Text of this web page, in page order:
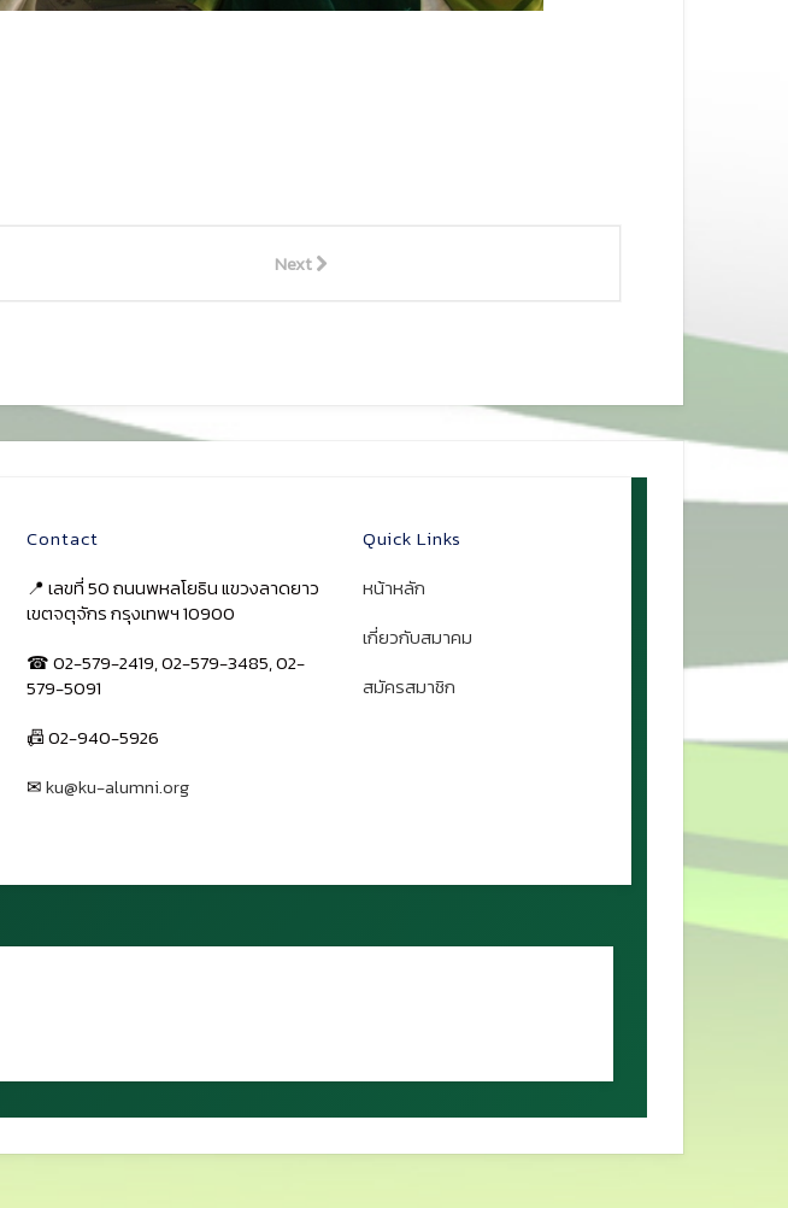
Next
Contact
📍 เลขที่ 50 ถนนพหลโยธิน แขวงลาดยาว
เขตจตุจักร กรุงเทพฯ 10900
☎ 02-579-2419, 02-579-3485, 02-
579-5091
📠 02-940-5926
✉ku@ku-alumni.org
Quick Links
หน้าหลัก
เกี่ยวกับสมาคม
สมัครสมาชิก